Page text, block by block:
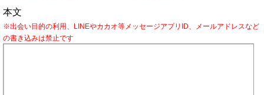
本文
※出会い目的の利用、LINEやカカオ等メッセージアプリID、メールアドレスなど
の書き込みは禁止です